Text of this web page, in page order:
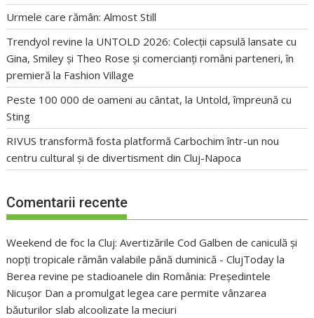
Urmele care rămân: Almost Still
Trendyol revine la UNTOLD 2026: Colecții capsulă lansate cu
Gina, Smiley și Theo Rose și comercianți români parteneri, în
premieră la Fashion Village
Peste 100 000 de oameni au cântat, la Untold, împreună cu
Sting
RIVUS transformă fosta platformă Carbochim într-un nou
centru cultural și de divertisment din Cluj-Napoca
Comentarii recente
Weekend de foc la Cluj: Avertizările Cod Galben de caniculă și
nopți tropicale rămân valabile până duminică - ClujToday la
Berea revine pe stadioanele din România: Președintele
Nicușor Dan a promulgat legea care permite vânzarea
băuturilor slab alcoolizate la meciuri